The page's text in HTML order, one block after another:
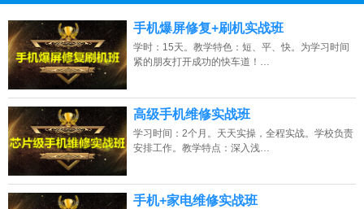
点击免费咨询电话：13807313137
手机爆屏修复+刷机实战班
学时：15天。教学特色：短、平、快。为学习时间
紧的朋友打开成功的快车道！…
高级手机维修实战班
学习时间：2个月。天天实操，全程实战。学校负责
安排工作。教学特点：深入浅…
手机+家电维修实战班